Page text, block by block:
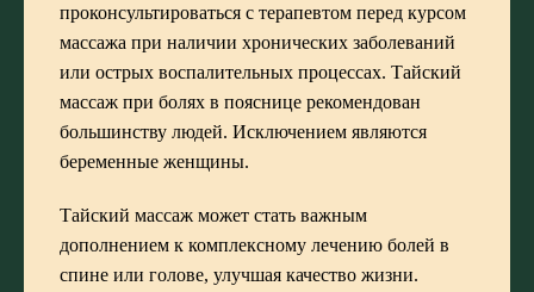
проконсультироваться с терапевтом перед курсом
массажа при наличии хронических заболеваний
или острых воспалительных процессах. Тайский
массаж при болях в пояснице рекомендован
большинству людей. Исключением являются
беременные женщины.
Тайский массаж может стать важным
дополнением к комплексному лечению болей в
спине или голове, улучшая качество жизни.